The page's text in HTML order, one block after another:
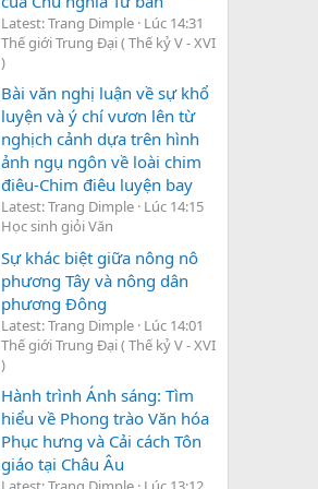
Latest: Trang Dimple Lúc 14:31
Thế giới Trung Đại ( Thế kỷ V - XVI
)
Bài văn nghị luận về sự khổ
luyện và ý chí vươn lên từ
nghịch cảnh dựa trên hình
ảnh ngụ ngôn về loài chim
điêu-Chim điêu luyện bay
Latest: Trang Dimple Lúc 14:15
Học sinh giỏi Văn
Sự khác biệt giữa nông nô
phương Tây và nông dân
phương Đông
Latest: Trang Dimple Lúc 14:01
Thế giới Trung Đại ( Thế kỷ V - XVI
)
Hành trình Ánh sáng: Tìm
hiểu về Phong trào Văn hóa
Phục hưng và Cải cách Tôn
giáo tại Châu Âu